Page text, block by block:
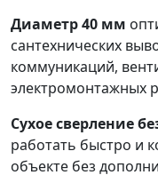
Диаметр 40 мм
сантехнических
коммуникаций,
электромонтажных
Сухое сверление
работать быстро и
объекте без